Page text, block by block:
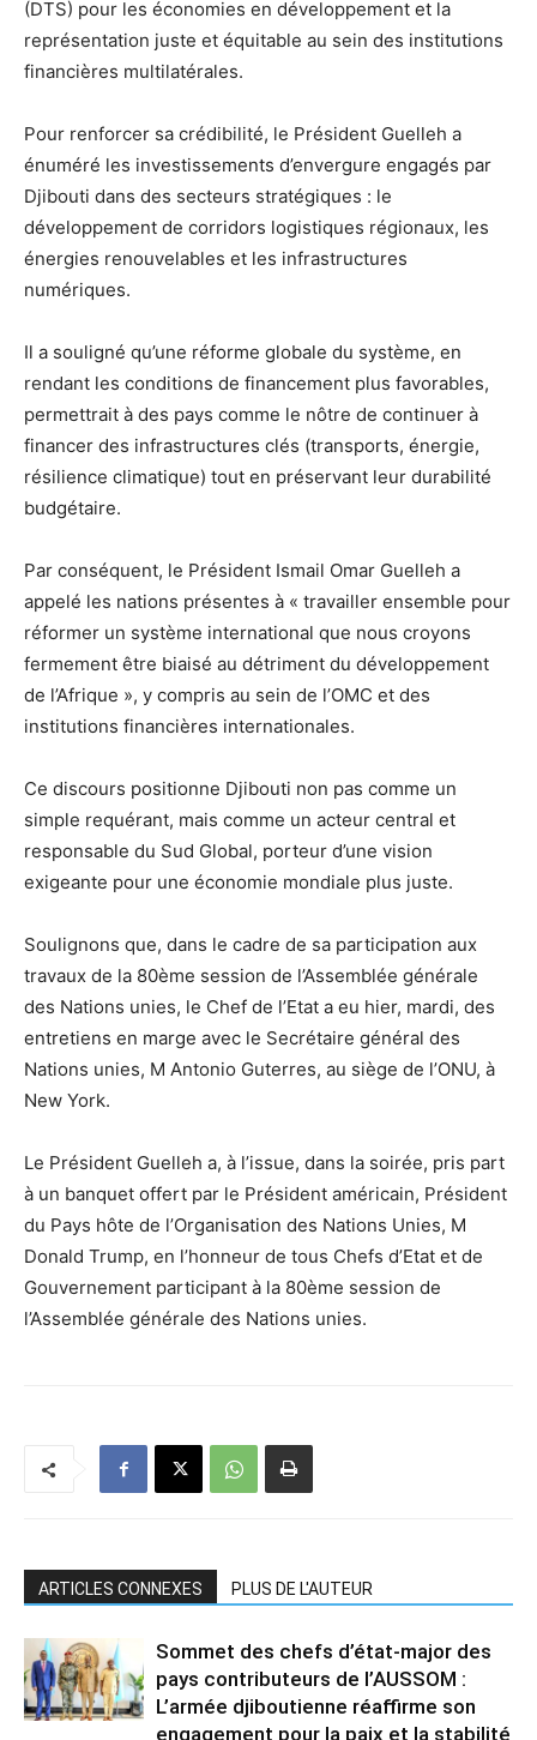
(DTS) pour les économies en développement et la
représentation juste et équitable au sein des institutions
financières multilatérales.
Pour renforcer sa crédibilité, le Président Guelleh a
énuméré les investissements d’envergure engagés par
Djibouti dans des secteurs stratégiques : le
développement de corridors logistiques régionaux, les
énergies renouvelables et les infrastructures
numériques.
Il a souligné qu’une réforme globale du système, en
rendant les conditions de financement plus favorables,
permettrait à des pays comme le nôtre de continuer à
financer des infrastructures clés (transports, énergie,
résilience climatique) tout en préservant leur durabilité
budgétaire.
Par conséquent, le Président Ismail Omar Guelleh a
appelé les nations présentes à « travailler ensemble pour
réformer un système international que nous croyons
fermement être biaisé au détriment du développement
de l’Afrique », y compris au sein de l’OMC et des
institutions financières internationales.
Ce discours positionne Djibouti non pas comme un
simple requérant, mais comme un acteur central et
responsable du Sud Global, porteur d’une vision
exigeante pour une économie mondiale plus juste.
Soulignons que, dans le cadre de sa participation aux
travaux de la 80ème session de l’Assemblée générale
des Nations unies, le Chef de l’Etat a eu hier, mardi, des
entretiens en marge avec le Secrétaire général des
Nations unies, M Antonio Guterres, au siège de l’ONU, à
New York.
Le Président Guelleh a, à l’issue, dans la soirée, pris part
à un banquet offert par le Président américain, Président
du Pays hôte de l’Organisation des Nations Unies, M
Donald Trump, en l’honneur de tous Chefs d’Etat et de
Gouvernement participant à la 80ème session de
l’Assemblée générale des Nations unies.
ARTICLES CONNEXES PLUS DE L'AUTEUR
Sommet des chefs d’état-major des
pays contributeurs de l’AUSSOM :
L’armée djiboutienne réaffirme son
engagement pour la paix et la stabilité